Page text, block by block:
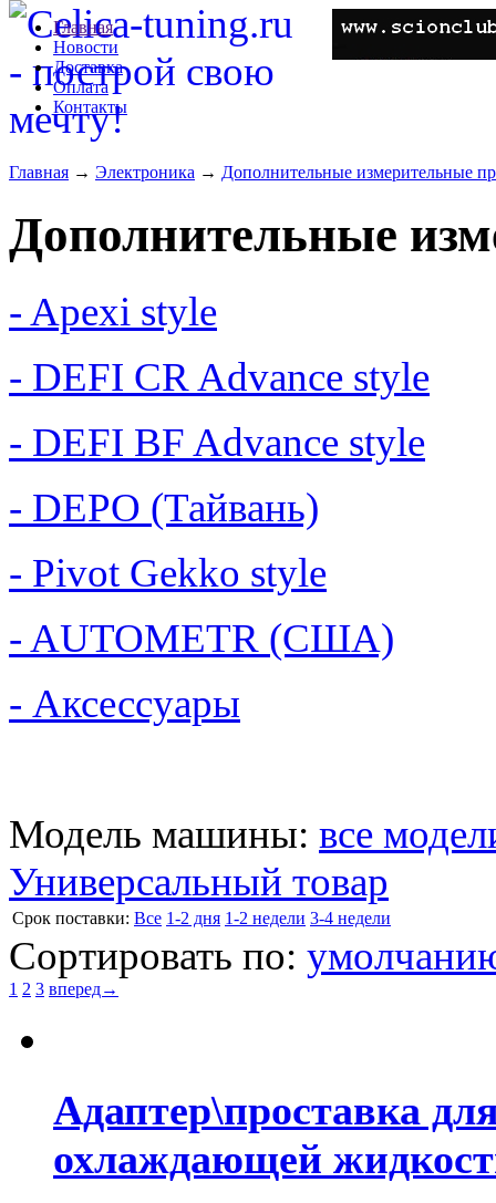
Главная
Новости
Доставка
Оплата
Контакты
Главная → Электроника → Дополнительные измерительные
Дополнительные
- Apexi style
- DEFI CR Advance style
- DEFI BF Advance style
- DEPO (Тайвань)
- Pivot Gekko style
- AUTOMETR (США)
- Аксессуары
Модель машины: все
Универсальный товар
Cрок поставки: Все 1-2 дня 1-2 недели 3-4 недели
Сортировать по:
1 2 3 вперед→
Адаптер\проставка
охлаждающей